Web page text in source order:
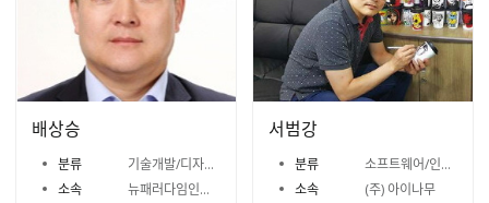
배상승
분류
기술개발/디자인/벤처캐피털
소속
뉴패러다임인베스트먼트 (주)
서범강
분류
소프트웨어/인터넷/모바일
소속
(주) 아이나무